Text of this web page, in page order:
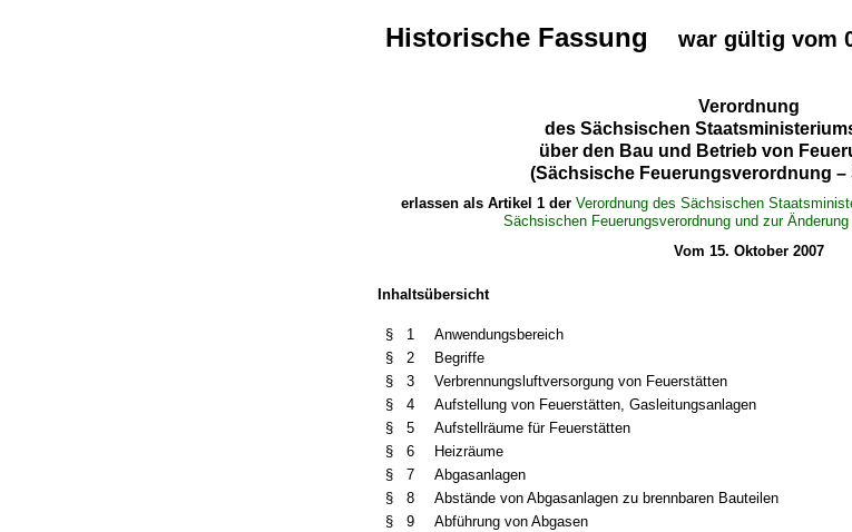
Historische Fassung war gültig vom
Verordnung
des Sächsischen
über den Bau und Betrieb von
(Sächsische Feuerungsverordnung –
erlassen als Artikel 1 der Verordnung des Sächsischen
Sächsischen Feuerungsverordnung und zur Änderung
Vom 15. Oktober 2007
Inhaltsübersicht
§ 1
Anwendungsbereich
§ 2
Begriffe
§ 3
Verbrennungsluftversorgung von Feuerstätten
§ 4
Aufstellung von Feuerstätten, Gasleitungsanlagen
§ 5
Aufstellräume für Feuerstätten
§ 6
Heizräume
§ 7
Abgasanlagen
§ 8
Abstände von Abgasanlagen zu brennbaren Bauteilen
§ 9
Abführung von Abgasen